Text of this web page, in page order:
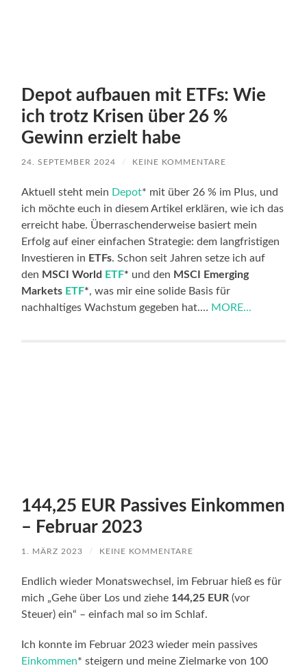
Depot aufbauen mit ETFs: Wie
ich trotz Krisen über 26 %
Gewinn erzielt habe
24. SEPTEMBER 2024 / KEINE KOMMENTARE
Aktuell steht mein Depot* mit über 26 % im Plus, und
ich möchte euch in diesem Artikel erklären, wie ich das
erreicht habe. Überraschenderweise basiert mein
Erfolg auf einer einfachen Strategie: dem langfristigen
Investieren in ETFs. Schon seit Jahren setze ich auf
den MSCI World ETF* und den MSCI Emerging
Markets ETF*, was mir eine solide Basis für
nachhaltiges Wachstum gegeben hat.… MORE...
144,25 EUR Passives Einkommen
– Februar 2023
1. MÄRZ 2023 / KEINE KOMMENTARE
Endlich wieder Monatswechsel, im Februar hieß es für
mich „Gehe über Los und ziehe 144,25 EUR (vor
Steuer) ein“ – einfach mal so im Schlaf.
Ich konnte im Februar 2023 wieder mein passives
Einkommen* steigern und meine Zielmarke von 100